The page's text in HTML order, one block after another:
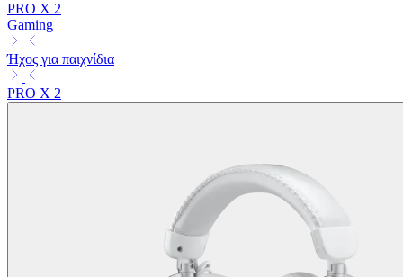
PRO X 2
Gaming
Ήχος για παιχνίδια
PRO X 2